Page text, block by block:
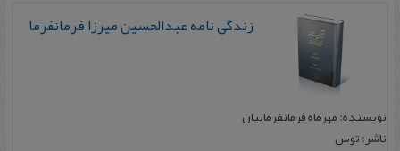
زندگی نامه عبدالحسین میرزا فرمانفرما
نویسنده: مهرماه فرمانفرماییان
ناشر: توس